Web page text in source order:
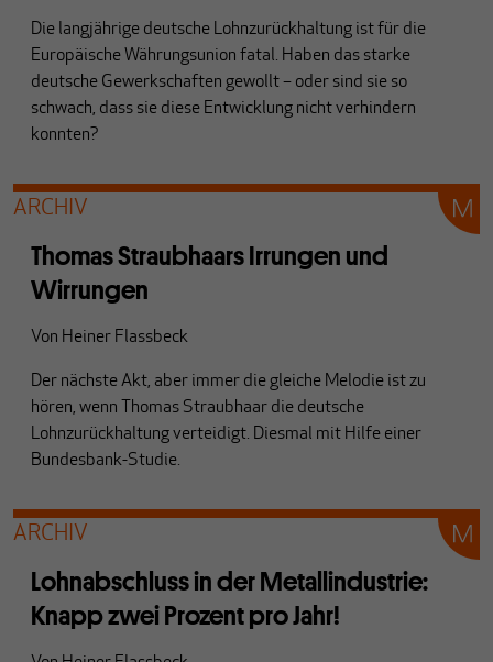
Die langjährige deutsche Lohnzurückhaltung ist für die
Europäische Währungsunion fatal. Haben das starke
deutsche Gewerkschaften gewollt – oder sind sie so
schwach, dass sie diese Entwicklung nicht verhindern
konnten?
ARCHIV
Thomas Straubhaars Irrungen und
Wirrungen
Von Heiner Flassbeck
Der nächste Akt, aber immer die gleiche Melodie ist zu
hören, wenn Thomas Straubhaar die deutsche
Lohnzurückhaltung verteidigt. Diesmal mit Hilfe einer
Bundesbank-Studie.
ARCHIV
Lohnabschluss in der Metallindustrie:
Knapp zwei Prozent pro Jahr!